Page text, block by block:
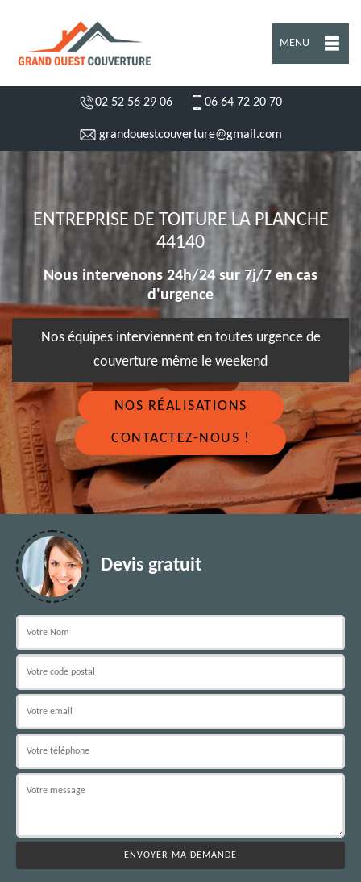
MENU
02 52 56 29 06 06 64 72 20 70
grandouestcouverture@gmail.com
ENTREPRISE DE TOITURE LA PLANCHE
44140
Nous intervenons 24h/24 sur 7j/7 en cas
d'urgence
Nos équipes interviennent en toutes urgence de
couverture même le weekend
NOS RÉALISATIONS
CONTACTEZ-NOUS !
Devis gratuit